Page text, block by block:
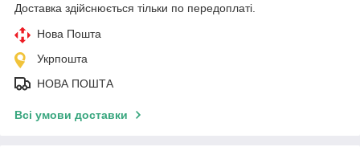
Доставка здійснюється тільки по передоплаті.
Нова Пошта
Укрпошта
НОВА ПОШТА
Всі умови доставки